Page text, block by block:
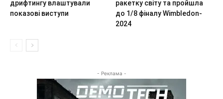
дрифтингу влаштували
показові виступи
ракетку світу та пройшла
до 1/8 фіналу Wimbledon-
2024
- Реклама -